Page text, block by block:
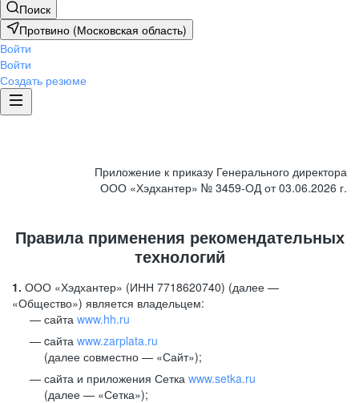
Поиск
Протвино (Московская область)
Войти
Войти
Создать резюме
Приложение к приказу Генерального директора
ООО «Хэдхантер» № 3459-ОД от 03.06.2026 г.
Правила применения рекомендательных
технологий
1. ООО «Хэдхантер» (ИНН 7718620740) (далее —
«Общество») является владельцем:
сайта www.hh.ru
cайта www.zarplata.ru
(далее совместно — «Сайт»);
сайта и приложения Сетка www.setka.ru
(далее — «Сетка»);